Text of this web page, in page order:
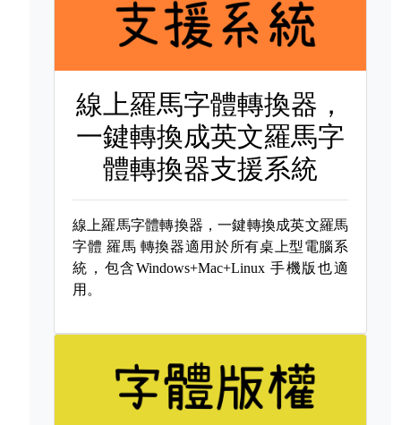
線上羅馬字體轉換器，
一鍵轉換成英文羅馬字
體轉換器支援系統
線上羅馬字體轉換器，一鍵轉換成英文羅馬
字體 羅馬 轉換器適用於所有桌上型電腦系
統，包含Windows+Mac+Linux 手機版也適
用。